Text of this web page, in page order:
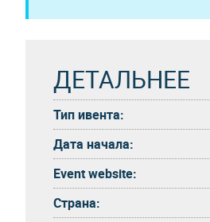
ДЕТАЛЬНЕЕ
Тип ивента:
Дата начала:
Event website:
Страна: